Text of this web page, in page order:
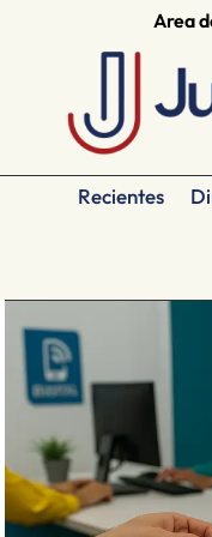
Area
Recientes